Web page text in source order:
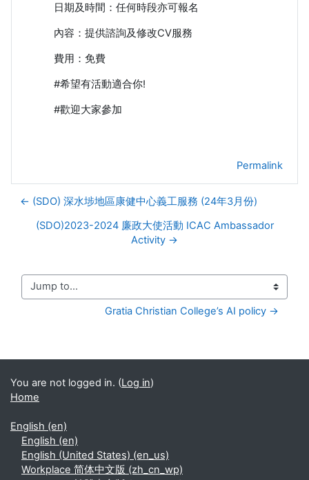
日期及時間：任何時段亦可報名
內容：提供諮詢及修改CV服務
費用：免費
#希望有活動適合你!
#歡迎大家參加
Permalink
← (SDO) 深水埗地區康健中心義工服務 (24年3月份)
(SDO)2023-2024 廉政大使活動 ICAC Ambassador
Activity →
Jump to...
Gratia Christian College’s AI policy →
You are not logged in. (Log in)
Home
English ‎(en)‎
English ‎(en)‎
English (United States) ‎(en_us)‎
Workplace 简体中文版 ‎(zh_cn_wp)‎